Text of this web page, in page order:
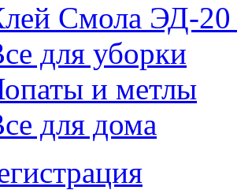
Смола ЭД-20
для уборки
и метлы
для дома